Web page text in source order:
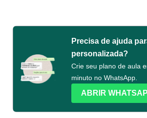
Precisa de ajuda
personalizada?
Crie seu plano de aula
minuto no WhatsApp.
ABRIR